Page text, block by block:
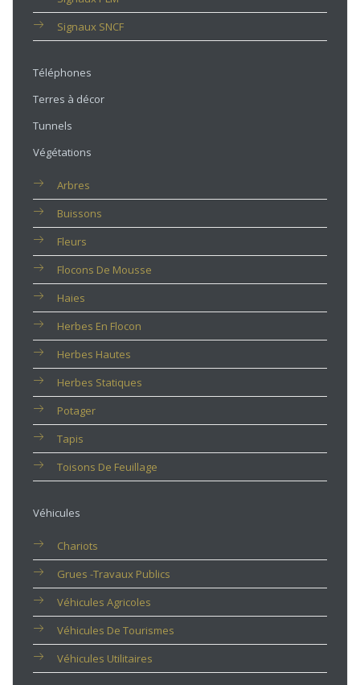
Signaux SNCF
Téléphones
Terres à décor
Tunnels
Végétations
Arbres
Buissons
Fleurs
Flocons De Mousse
Haies
Herbes En Flocon
Herbes Hautes
Herbes Statiques
Potager
Tapis
Toisons De Feuillage
Véhicules
Chariots
Grues -travaux Publics
Véhicules Agricoles
Véhicules De Tourismes
Véhicules Utilitaires